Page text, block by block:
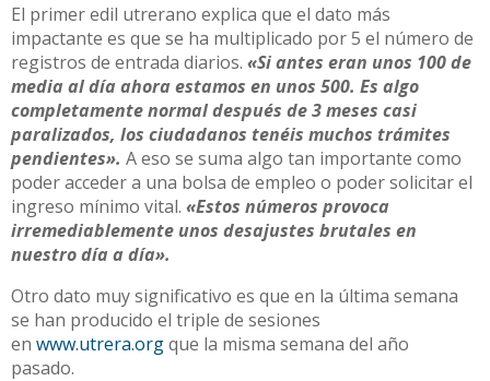
El primer edil utrerano explica que el dato más
impactante es que se ha multiplicado por 5 el número de
registros de entrada diarios. «Si antes eran unos 100 de
media al día ahora estamos en unos 500. Es algo
completamente normal después de 3 meses casi
paralizados, los ciudadanos tenéis muchos trámites
pendientes». A eso se suma algo tan importante como
poder acceder a una bolsa de empleo o poder solicitar el
ingreso mínimo vital. «Estos números provoca
irremediablemente unos desajustes brutales en
nuestro día a día».
Otro dato muy significativo es que en la última semana
se han producido el triple de sesiones
en www.utrera.orgque la misma semana del año
pasado.